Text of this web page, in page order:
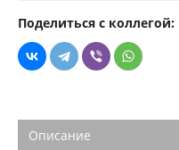
Поделиться с коллегой:
Описание